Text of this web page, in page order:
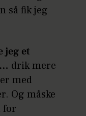
så fik jeg
jeg et
drik mere
med
Og måske
for